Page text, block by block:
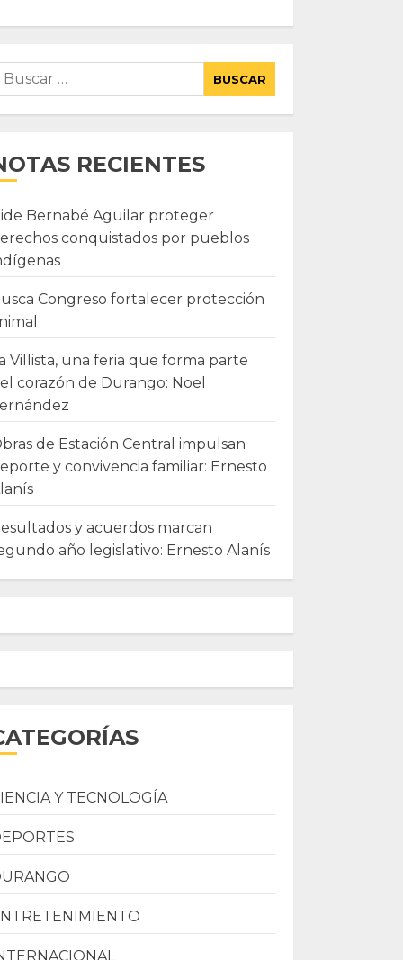
RECIENTES
Bernabé Aguilar proteger
conquistados por pueblos
Congreso fortalecer protección
Villista, una feria que forma parte
corazón de Durango: Noel
de Estación Central impulsan
y convivencia familiar: Ernesto
y acuerdos marcan
año legislativo: Ernesto Alanís
Y TECNOLOGÍA